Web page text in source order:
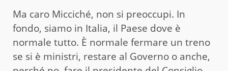
Ma caro Micciché, non si preoccupi. In
fondo, siamo in Italia, il Paese dove è
normale tutto. È normale fermare un treno
se si è ministri, restare al Governo o anche,